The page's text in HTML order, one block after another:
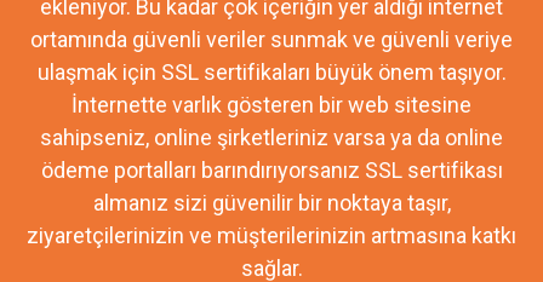
ekleniyor. Bu kadar çok içeriğin yer aldığı internet
ortamında güvenli veriler sunmak ve güvenli veriye
ulaşmak için SSL sertifikaları büyük önem taşıyor.
İnternette varlık gösteren bir web sitesine
sahipseniz, online şirketleriniz varsa ya da online
ödeme portalları barındırıyorsanız SSL sertifikası
almanız sizi güvenilir bir noktaya taşır,
ziyaretçilerinizin ve müşterilerinizin artmasına katkı
sağlar.